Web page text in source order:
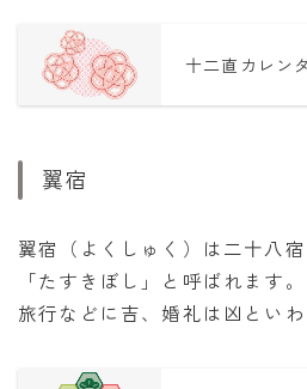
十二直カレン
翼宿
翼宿（よくしゅく）は二十八
「たすきぼし」と呼ばれます
旅行などに吉、婚礼は凶といわ